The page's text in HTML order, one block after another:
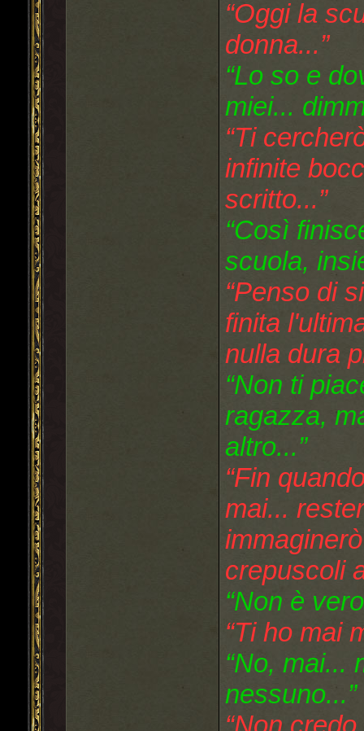
“Oggi la
donna...”
“Lo so e
miei...
“Ti
infinite
scritto...”
“Così
scuola,
“Penso di
finita
nulla dura
“Non ti
ragazza,
altro...”
“Fin
mai...
crepuscoli
“Non è
“Ti ho mai
“No, mai...
nessuno...”
“Non